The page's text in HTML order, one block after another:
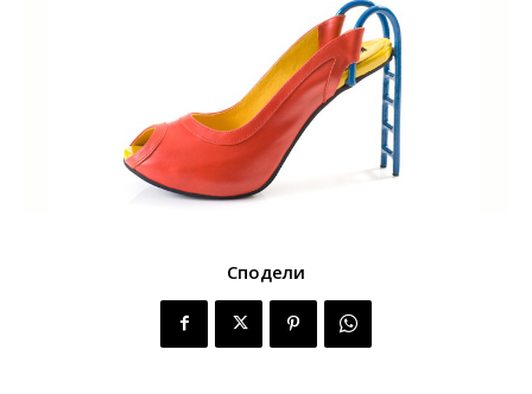
Сподели